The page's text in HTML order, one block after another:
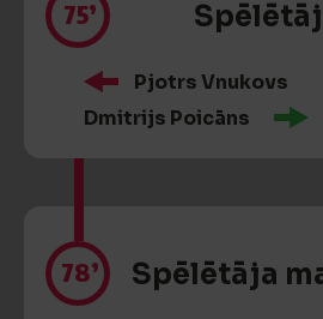
75’
Pjotrs Vnukovs
Dmitrijs Poicāns
78’ Spēlētāja